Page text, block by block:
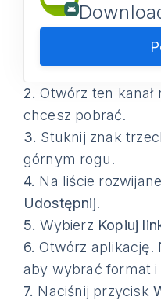
2. Otwórz ten kanał
chcesz pobrać.
3. Stuknij znak
górnym rogu.
4. Na liście
Udostępnij.
5. Wybierz Kopiuj
6. Otwórz aplikację.
aby wybrać format i
7. Naciśnij przycisk